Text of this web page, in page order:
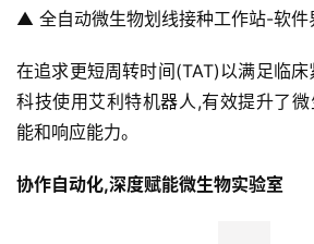
工
智
能
汽
▲ 全自动微生物划线接种工作站-软件
在追求更短周转时间(TAT)以满足临
科技使用艾利特机器人,有效提升了
能和响应能力。
协作自动化,深度赋能微生物实验室